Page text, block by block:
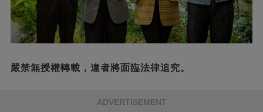
嚴禁無授權轉載，違者將面臨法律追究。
ADVERTISEMENT